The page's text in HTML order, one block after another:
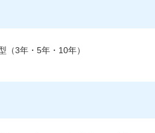
（3年・5年・10年）